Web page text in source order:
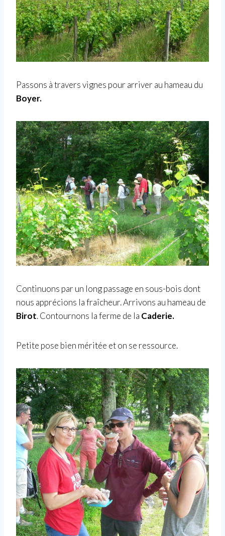
Passons à travers vignes pour arriver au hameau du
Boyer.
Continuons par un long passage en sous-bois dont
nous apprécions la fraîcheur. Arrivons au hameau de
Birot. Contournons la ferme de la Caderie.
Petite pose bien méritée et on se ressource.